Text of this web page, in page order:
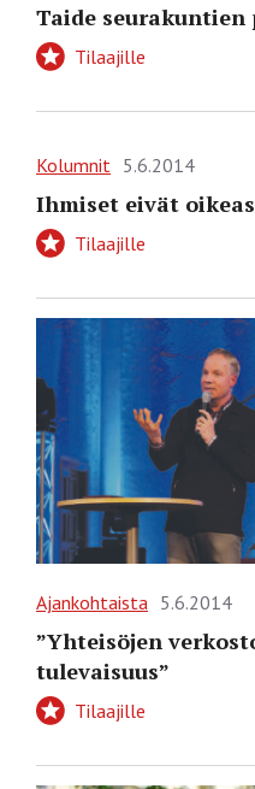
Taide seurakuntien
Tilaajille
Kolumnit 5.6.2014
Ihmiset eivät
Tilaajille
Ajankohtaista 5.6.2014
”Yhteisöjen
tulevaisuus”
Tilaajille